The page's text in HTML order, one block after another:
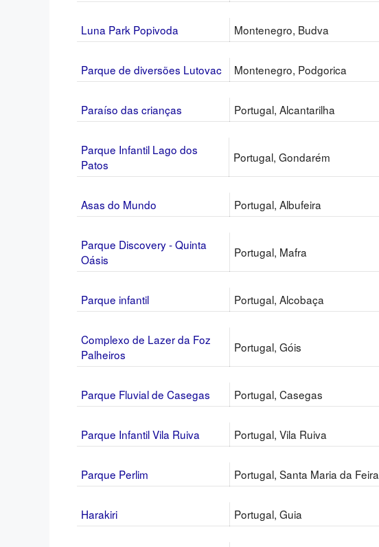
Luna Park Popivoda Montenegro, Budva
Parque de diversões Lutovac Montenegro, Podgorica
Paraíso das crianças Portugal, Alcantarilha
Parque Infantil Lago dos
Patos
Portugal, Gondarém
Asas do Mundo Portugal, Albufeira
Parque Discovery - Quinta
Oásis
Portugal, Mafra
Parque infantil Portugal, Alcobaça
Complexo de Lazer da Foz
Palheiros
Portugal, Góis
Parque Fluvial de Casegas Portugal, Casegas
Parque Infantil Vila Ruiva Portugal, Vila Ruiva
Parque Perlim Portugal, Santa Maria da Feira
Harakiri Portugal, Guia